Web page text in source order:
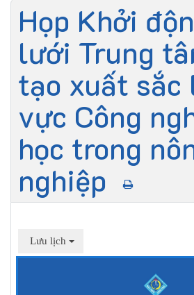
Họp Khởi
lưới Trung
tạo xuất sắc
vực Công
học trong
nghiệp
Lưu lịch